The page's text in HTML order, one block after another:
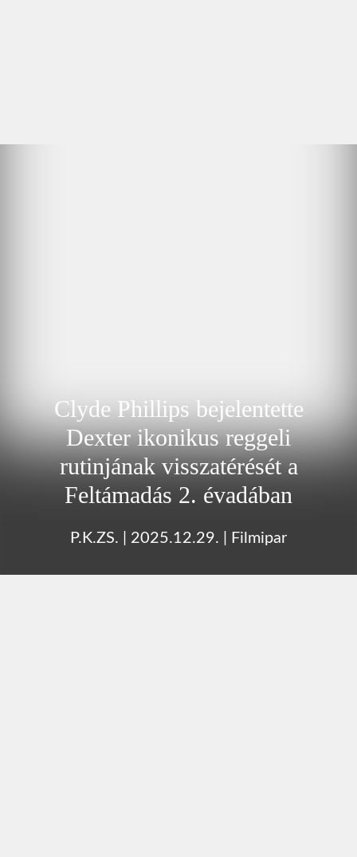
Clyde Phillips bejelentette
Dexter ikonikus reggeli
rutinjának visszatérését a
Feltámadás 2. évadában
P.K.ZS. 2025.12.29. Filmipar